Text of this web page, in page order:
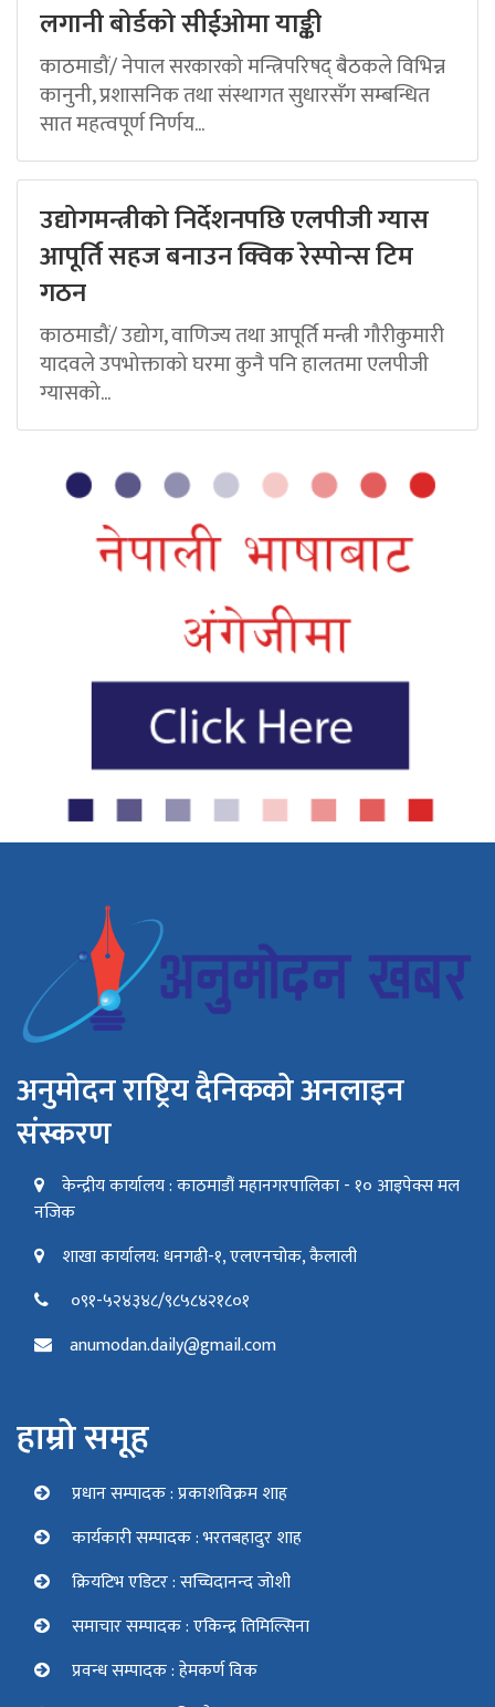
लगानी बोर्डको सीईओमा याङ्की
काठमाडौं/ नेपाल सरकारको मन्त्रिपरिषद् बैठकले विभिन्न
कानुनी, प्रशासनिक तथा संस्थागत सुधारसँग सम्बन्धित
सात महत्वपूर्ण निर्णय...
उद्योगमन्त्रीको निर्देशनपछि एलपीजी ग्यास
आपूर्ति सहज बनाउन क्विक रेस्पोन्स टिम
गठन
काठमाडौं/ उद्योग, वाणिज्य तथा आपूर्ति मन्त्री गौरीकुमारी
यादवले उपभोक्ताको घरमा कुनै पनि हालतमा एलपीजी
ग्यासको...
अनुमोदन राष्ट्रिय दैनिकको अनलाइन
संस्करण
केन्द्रीय कार्यालय : काठमाडौं महानगरपालिका - १० आइपेक्स मल
नजिक
शाखा कार्यालय: धनगढी-१, एलएनचोक, कैलाली
०९१-५२४३४८/९८५८४२१८०१
anumodan.daily@gmail.com
हाम्रो समूह
प्रधान सम्पादक : प्रकाशविक्रम शाह
कार्यकारी सम्पादक : भरतबहादुर शाह
क्रियटिभ एडिटर : सच्चिदानन्द जोशी
समाचार सम्पादक : एकिन्द्र तिमिल्सिना
प्रवन्ध सम्पादक : हेमकर्ण विक